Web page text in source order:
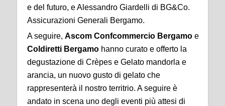
e del futuro, e Alessandro Giardelli di BG&Co.
Assicurazioni Generali Bergamo.
A seguire, Ascom Confcommercio Bergamo e
Coldiretti Bergamo hanno curato e offerto la
degustazione di Crèpes e Gelato mandorla e
arancia, un nuovo gusto di gelato che
rappresenterà il nostro territrio. A seguire è
andato in scena uno degli eventi più attesi di